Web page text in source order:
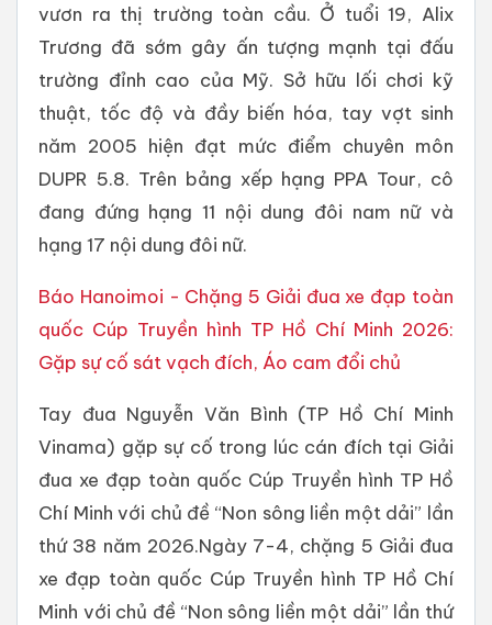
vươn ra thị trường toàn cầu. Ở tuổi 19, Alix
Trương đã sớm gây ấn tượng mạnh tại đấu
trường đỉnh cao của Mỹ. Sở hữu lối chơi kỹ
thuật, tốc độ và đầy biến hóa, tay vợt sinh
năm 2005 hiện đạt mức điểm chuyên môn
DUPR 5.8. Trên bảng xếp hạng PPA Tour, cô
đang đứng hạng 11 nội dung đôi nam nữ và
hạng 17 nội dung đôi nữ.
Báo Hanoimoi - Chặng 5 Giải đua xe đạp toàn
quốc Cúp Truyền hình TP Hồ Chí Minh 2026:
Gặp sự cố sát vạch đích, Áo cam đổi chủ
Tay đua Nguyễn Văn Bình (TP Hồ Chí Minh
Vinama) gặp sự cố trong lúc cán đích tại Giải
đua xe đạp toàn quốc Cúp Truyền hình TP Hồ
Chí Minh với chủ đề “Non sông liền một dải” lần
thứ 38 năm 2026.Ngày 7-4, chặng 5 Giải đua
xe đạp toàn quốc Cúp Truyền hình TP Hồ Chí
Minh với chủ đề “Non sông liền một dải” lần thứ